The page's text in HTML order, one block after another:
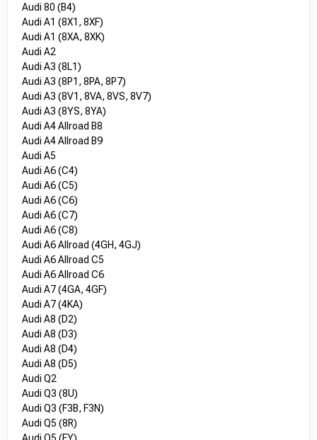
Audi 80 (B4)
Audi A1 (8X1, 8XF)
Audi A1 (8XA, 8XK)
Audi A2
Audi A3 (8L1)
Audi A3 (8P1, 8PA, 8P7)
Audi A3 (8V1, 8VA, 8VS, 8V7)
Audi A3 (8YS, 8YA)
Audi A4 Allroad B8
Audi A4 Allroad B9
Audi A5
Audi A6 (C4)
Audi A6 (C5)
Audi A6 (C6)
Audi A6 (C7)
Audi A6 (C8)
Audi A6 Allroad (4GH, 4GJ)
Audi A6 Allroad C5
Audi A6 Allroad C6
Audi A7 (4GA, 4GF)
Audi A7 (4KA)
Audi A8 (D2)
Audi A8 (D3)
Audi A8 (D4)
Audi A8 (D5)
Audi Q2
Audi Q3 (8U)
Audi Q3 (F3B, F3N)
Audi Q5 (8R)